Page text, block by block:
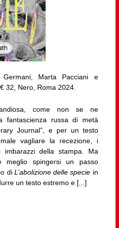
Marta Pacciani e
32, Nero, Roma 2024.
come non se ne
fantascienza russa di metà
Journal”, e per un testo
vagliare la recezione, i
della stampa. Ma
meglio spingersi un passo
di L’abolizione delle specie in
un testo estremo e [...]